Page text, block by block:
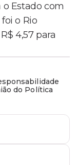
o Estado com
o Rio
4,57 para
do Política